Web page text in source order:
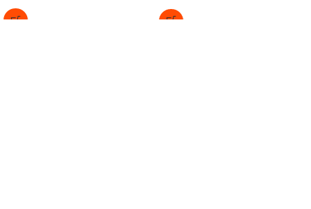
Pour environ 10 personnes